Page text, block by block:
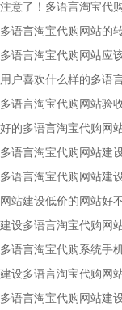
注意了！多语言淘宝代
多语言淘宝代购网站的
多语言淘宝代购网站应
用户喜欢什么样的多语
多语言淘宝代购网站验
好的多语言淘宝代购网
多语言淘宝代购网站建
多语言淘宝代购网站建
网站建设低价的网站好
建设多语言淘宝代购网
多语言淘宝代购系统手
建设多语言淘宝代购网
多语言淘宝代购网站建